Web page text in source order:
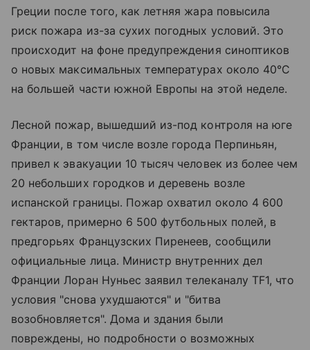
Греции после того, как летняя жара повысила
риск пожара из-за сухих погодных условий. Это
происходит на фоне предупреждения синоптиков
о новых максимальных температурах около 40°C
на большей части южной Европы на этой неделе.
Лесной пожар, вышедший из-под контроля на юге
Франции, в том числе возле города Перпиньян,
привел к эвакуации 10 тысяч человек из более чем
20 небольших городков и деревень возле
испанской границы. Пожар охватил около 4 600
гектаров, примерно 6 500 футбольных полей, в
предгорьях Французских Пиренеев, сообщили
официальные лица. Министр внутренних дел
Франции Лоран Нуньес заявил телеканалу TF1, что
условия "снова ухудшаются" и "битва
возобновляется". Дома и здания были
повреждены, но подробности о возможных